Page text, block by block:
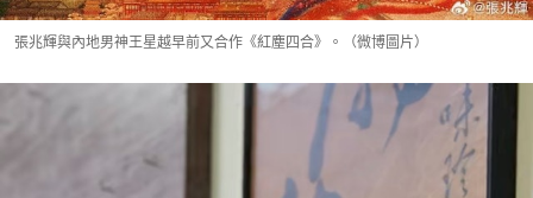
張兆輝與內地男神王星越早前又合作《紅塵四合》。（微博圖片）